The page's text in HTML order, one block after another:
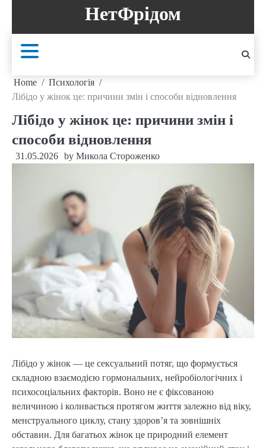
content
НетФрідом
Home
Психологія
Лібідо у жінок це: причини змін і способи відновлення
Лібідо у жінок це: причини змін і
способи відновлення
31.05.2026 by Микола Стороженко
Лібідо у жінок — це сексуальний потяг, що формується
складною взаємодією гормональних, нейробіологічних і
психосоціальних факторів. Воно не є фіксованою
величиною і коливається протягом життя залежно від віку,
менструального циклу, стану здоров’я та зовнішніх
обставин. Для багатьох жінок це природний елемент